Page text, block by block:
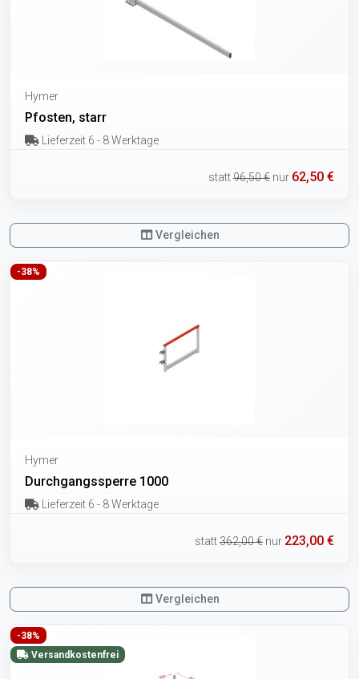
Hymer
Pfosten, starr
Lieferzeit 6 - 8 Werktage
statt96,50 € nur 62,50 €
Vergleichen
-38%
Hymer
Durchgangssperre 1000
Lieferzeit 6 - 8 Werktage
statt362,00 € nur 223,00 €
Vergleichen
-38%
Versandkostenfrei